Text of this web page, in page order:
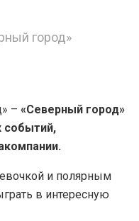
город»
– «Северный город»
событий,
и полярным
в интересную